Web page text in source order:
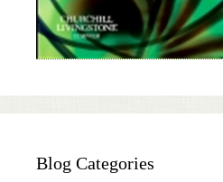
Blog Categories